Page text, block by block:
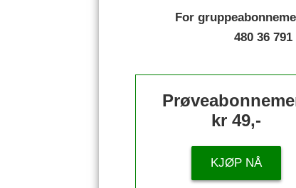
For
480 36
kr 49,-
KJØP NÅ